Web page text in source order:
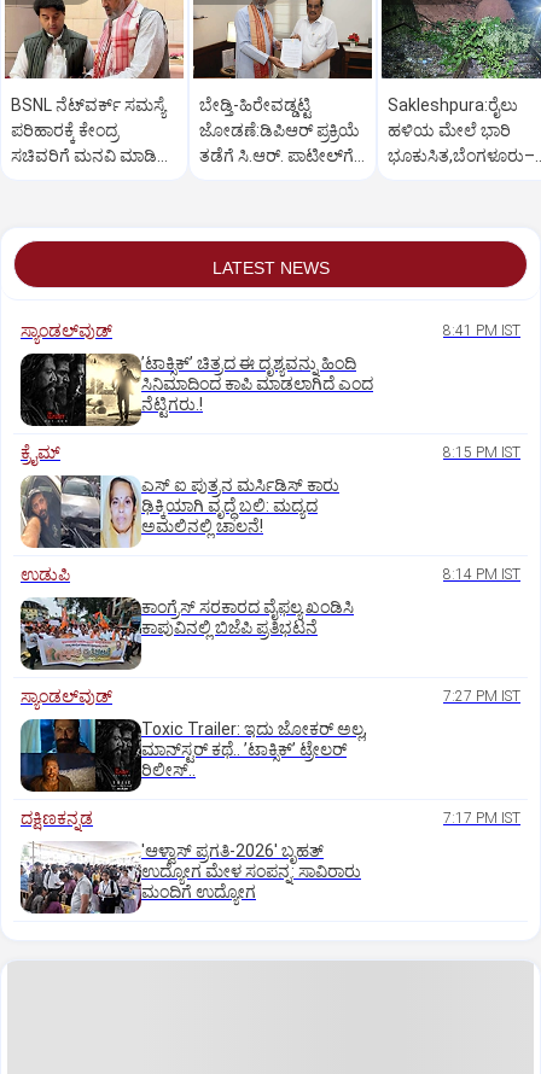
BSNL ನೆಟ್‌ವರ್ಕ್ ಸಮಸ್ಯೆ
ಪರಿಹಾರಕ್ಕೆ ಕೇಂದ್ರ
ಸಚಿವರಿಗೆ ಮನವಿ ಮಾಡಿದ
ಬೇಡ್ತಿ-ಹಿರೇವಡ್ಡಟ್ಟಿ
ಜೋಡಣೆ:ಡಿಪಿಆರ್‌ ಪ್ರಕ್ರಿಯೆ
ತಡೆಗೆ ಸಿ.ಆರ್. ಪಾಟೀಲ್‌ಗೆ
Sakleshpura:ರೈಲು
ಹಳಿಯ ಮೇಲೆ ಭಾರಿ
ಭೂಕುಸಿತ,ಬೆಂಗಳೂರು–
LATEST NEWS
ಸ್ಯಾಂಡಲ್‌ವುಡ್‌ 8:41 PM IST
ʼಟಾಕ್ಸಿಕ್‌ʼ ಚಿತ್ರದ ಈ ದೃಶ್ಯವನ್ನು ಹಿಂದಿ
ಸಿನಿಮಾದಿಂದ ಕಾಪಿ ಮಾಡಲಾಗಿದೆ ಎಂದ
ನೆಟ್ಟಿಗರು.!
ಕ್ರೈಮ್ 8:15 PM IST
ಎಸ್ ಐ ಪುತ್ರನ ಮರ್ಸಿಡಿಸ್‌ ಕಾರು
ಢಿಕ್ಕಿಯಾಗಿ ವೃದ್ಧೆ ಬಲಿ: ಮದ್ಯದ
ಅಮಲಿನಲ್ಲಿ ಚಾಲನೆ!
ಉಡುಪಿ 8:14 PM IST
ಕಾಂಗ್ರೆಸ್ ಸರಕಾರದ ವೈಫಲ್ಯ ಖಂಡಿಸಿ
ಕಾಪುವಿನಲ್ಲಿ ಬಿಜೆಪಿ ಪ್ರತಿಭಟನೆ
ಸ್ಯಾಂಡಲ್‌ವುಡ್‌ 7:27 PM IST
Toxic Trailer: ಇದು ಜೋಕರ್‌ ಅಲ್ಲ,
ಮಾನ್‌ಸ್ಟರ್‌ ಕಥೆ.. ʼಟಾಕ್ಸಿಕ್‌ʼ ಟ್ರೇಲರ್‌
ರಿಲೀಸ್..
ದಕ್ಷಿಣಕನ್ನಡ 7:17 PM IST
'ಆಳ್ವಾಸ್‌ ಪ್ರಗತಿ-2026' ಬೃಹತ್
ಉದ್ಯೋಗ ಮೇಳ ಸಂಪನ್ನ: ಸಾವಿರಾರು
ಮಂದಿಗೆ ಉದ್ಯೋಗ